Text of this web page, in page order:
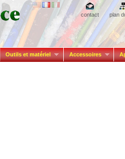
contact plan
Outils et matériel Accessoires